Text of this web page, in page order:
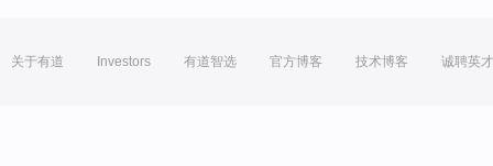
关于有道 Investors 有道智选 官方博客 技术博客 诚聘英才